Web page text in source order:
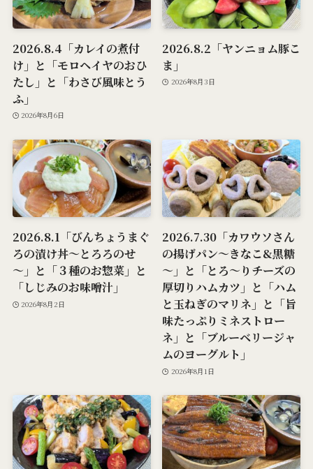
2026.8.4「カレイの煮付
け」と「モロヘイヤのおひ
たし」と「わさび風味とう
ふ」
2026年8月6日
2026.8.2「ヤンニョム豚こ
ま」
2026年8月3日
2026.8.1「びんちょうまぐ
ろの漬け丼～とろろのせ
～」と「３種のお惣菜」と
「しじみのお味噌汁」
2026年8月2日
2026.7.30「カワウソさん
の揚げパン～きなこ&黒糖
～」と「とろ～りチーズの
厚切りハムカツ」と「ハム
と玉ねぎのマリネ」と「旨
味たっぷりミネストロー
ネ」と「ブルーベリージャ
ムのヨーグルト」
2026年8月1日